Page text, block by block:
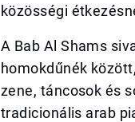
közösségi
A Bab Al Shams
homokdűnék
zene, táncosok és
tradicionális arab